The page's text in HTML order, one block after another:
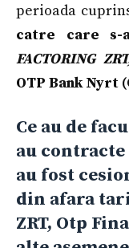
perioada
catre care s-
FACTORING
OTP Bank Nyrt
Ce au de
au contracte
au fost
din afara
ZRT, Otp